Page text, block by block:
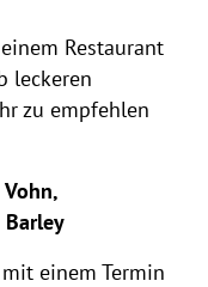
Restaurant
leckeren
zu empfehlen
Barley
einem Termin